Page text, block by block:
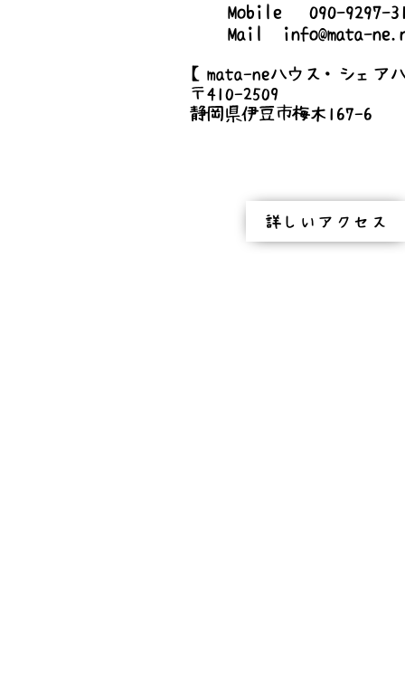
Mobile 090-9297-
Mail
info@mata-
【mata-neハウス・シェア
〒410-2509
静岡県伊豆市梅木167-6
詳しいアクセス